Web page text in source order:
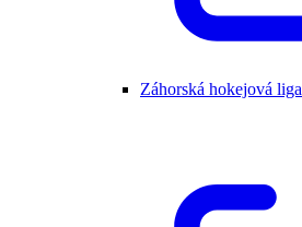
Záhorská hokejová liga